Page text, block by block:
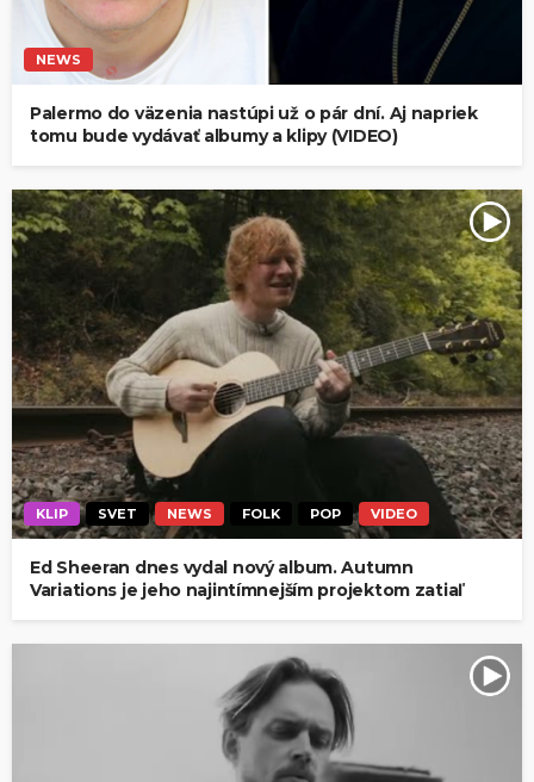
NEWS
Palermo do väzenia nastúpi už o pár dní. Aj napriek
tomu bude vydávať albumy a klipy (VIDEO)
KLIP SVET NEWS FOLK POP VIDEO
Ed Sheeran dnes vydal nový album. Autumn
Variations je jeho najintímnejším projektom zatiaľ